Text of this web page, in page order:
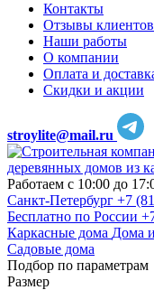
Контакты
Отзывы клиентов
Наши работы
О компании
Оплата и
Скидки и акции
stroylite@mail.ru
деревянных домов из
Работаем с 10:00 до
Санкт-Петербург +7
Бесплатно по России
Каркасные дома Дома
Садовые дома
Подбор по параметрам
Размер